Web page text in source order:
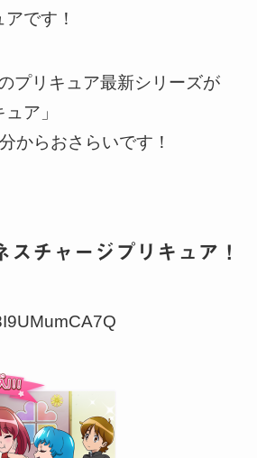
です！
プリキュア最新シリーズが
ア」
からおさらいです！
チャージプリキュア！